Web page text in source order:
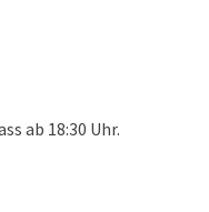
ab 18:30 Uhr.